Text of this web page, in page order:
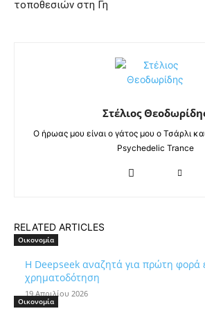
τοποθεσιών στη Γη
Στέλιος
Ο ήρωας μου είναι ο γάτος μου ο Τσάρλι
Psychedelic Trance
RELATED ARTICLES
Οικονομία
Η Deepseek αναζητά για πρώτη φορά
χρηματοδότηση
19 Απριλίου 2026
Οικονομία